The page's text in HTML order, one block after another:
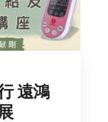
遠鴻